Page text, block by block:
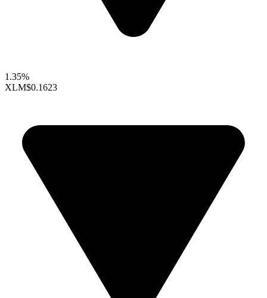
1.35%
XLM$0.1623